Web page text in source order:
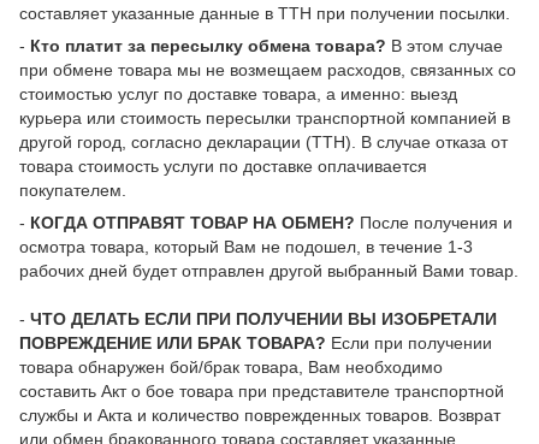
составляет указанные данные в ТТН при получении посылки.
- Кто платит за пересылку обмена товара? В этом случае
при обмене товара мы не возмещаем расходов, связанных со
стоимостью услуг по доставке товара, а именно: выезд
курьера или стоимость пересылки транспортной компанией в
другой город, согласно декларации (ТТН). В случае отказа от
товара стоимость услуги по доставке оплачивается
покупателем.
- КОГДА ОТПРАВЯТ ТОВАР НА ОБМЕН? После получения и
осмотра товара, который Вам не подошел, в течение 1-3
рабочих дней будет отправлен другой выбранный Вами товар.
- ЧТО ДЕЛАТЬ ЕСЛИ ПРИ ПОЛУЧЕНИИ ВЫ ИЗОБРЕТАЛИ
ПОВРЕЖДЕНИЕ ИЛИ БРАК ТОВАРА? Если при получении
товара обнаружен бой/брак товара, Вам необходимо
составить Акт о бое товара при представителе транспортной
службы и Акта и количество поврежденных товаров. Возврат
или обмен бракованного товара составляет указанные